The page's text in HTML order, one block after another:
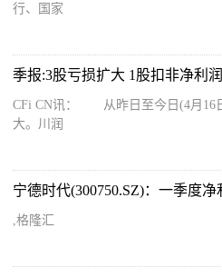
行、国家
季报:3股亏损扩大 1股扣非净利
CFi CN讯： 从昨日至今日(4月16
大。川润
,格隆汇